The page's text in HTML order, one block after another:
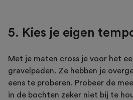
5. Kies je eigen
Met je maten cross je voor het
gravelpaden. Ze hebben je
eens te proberen. Probeer de
in de bochten zeker niet bij te